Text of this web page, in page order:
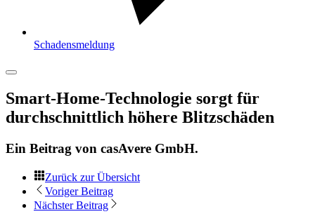
Schadensmeldung
Smart-Home-Technologie sorgt für
durchschnittlich höhere Blitzschäden
Ein Beitrag von casAvere GmbH.
Zurück zur Übersicht
Voriger Beitrag
Nächster Beitrag